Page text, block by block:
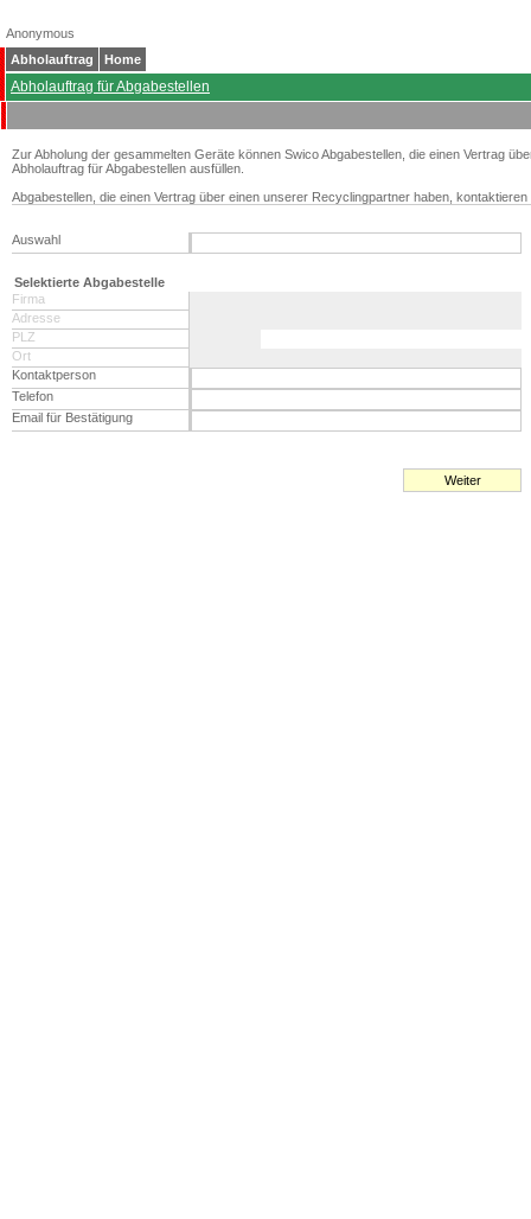
Anonymous
Abholauftrag
Home
Abholauftrag für Abgabestellen
Zur Abholung der gesammelten Geräte können Swico Abgabestellen, die einen Vertrag
Abholauftrag für Abgabestellen ausfüllen.
Abgabestellen, die einen Vertrag über einen unserer Recyclingpartner haben, kontaktieren
Auswahl
Selektierte Abgabestelle
Firma
Adresse
PLZ
Ort
Kontaktperson
Telefon
Email für Bestätigung